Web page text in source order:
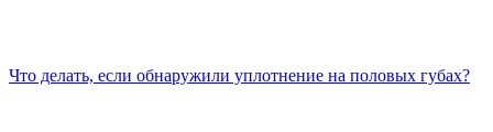
Что делать, если обнаружили уплотнение на половых губах?